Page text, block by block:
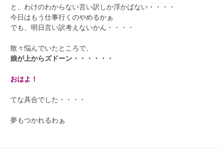
と、わけのわからない言い訳しか浮かばない・・・・
今日はもう仕事行くのやめるかぁ
でも、明日言い訳考えないかん・・・・
散々悩んでいたところで、
娘が上からズドーン・・・・・・
おはよ！
てな具合でした・・・・
夢もつかれるわぁ